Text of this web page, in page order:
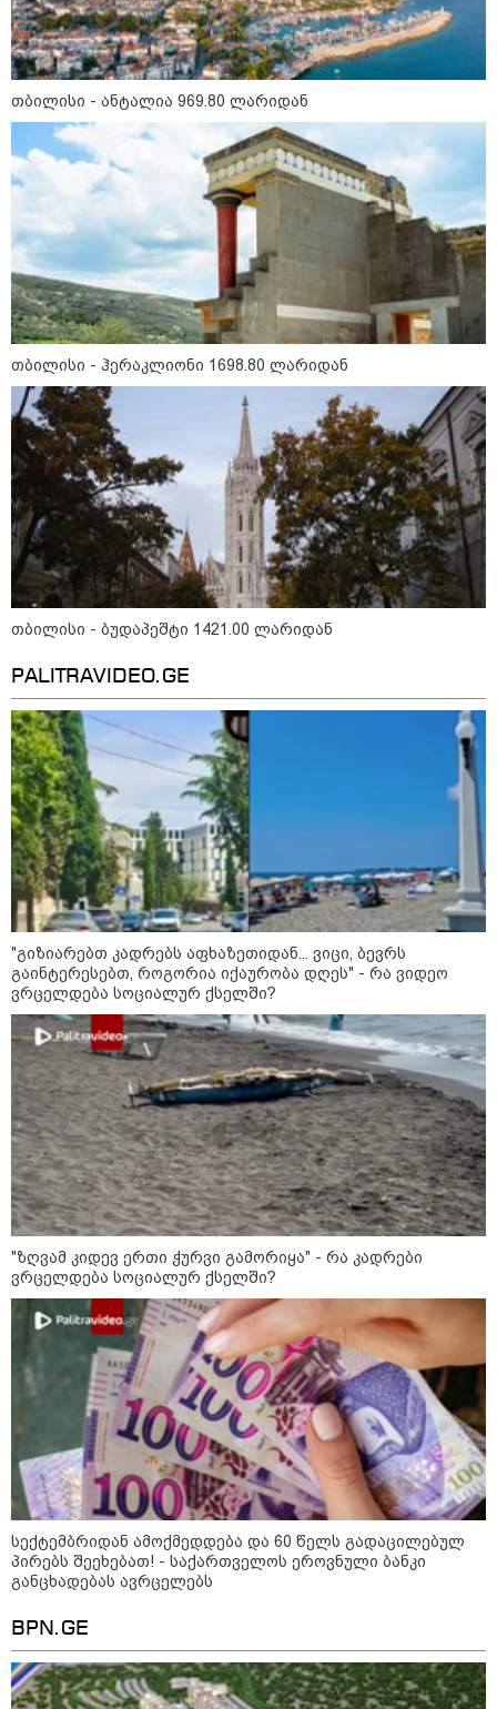
Hisense წარმოგიდგენთ გზავნილს "ინოვაციები
უკეთესი ცხოვრებისათვის" FIFA-ს 2026 წლის
მსოფლიო ჩემპიონატზე™
15:49 / 06-08-2026
შეიძინე ალდაგის სამოგზაურო დაზღვევა და
მიიღე გაორმაგებული ინტერნეტი
11:36 / 08-08-2026
წელიწადნახევარში საქართველოში 164
ადამიანი დაიკარგა - 57 პირს ამ დრომდე
ეძებენ
17:01 / 08-08-2026
"პროკურატურის მიერ გია
ბარამიძის მიმართ დაწყებულ
საქმეს მინდა გამოვეხმაურო" -
იაგო ხვიჩია განცხადებას
ავრცელებს
16:41 / 08-08-2026
"კაპროვანში ზღვამ კიდევ ერთი
ჭურვი გამორიყა, ადგილზე
მობილიზებულია პოლიცია და
სამაშველო" - რას წერს და რა
კადრებს აქვეყნებს თათია
ნიკოლაშვილი?
15:58 / 08-08-2026
"ახლა მე ერთი წინადადება
რომ ვთქვა, ის გახდის ნათელს,
თუ რატომ იყო ნია იმნაძე
15:03 / 08-08-2026
ბრუკლინელმა ქალმა ძვირფასი
თბილისი - ანტალია 969.80 ლარიდან
თბილისი - ჰერაკლიონი 1698.80 ლარიდან
თბილისი - ბუდაპეშტი 1421.00 ლარიდან
PALITRAVIDEO.GE
"გიზიარებთ კადრებს აფხაზეთიდან... ვიცი, ბევრს
გაინტერესებთ, როგორია იქაურობა დღეს" - რა ვიდეო
ვრცელდება სოციალურ ქსელში?
"ზღვამ კიდევ ერთი ჭურვი გამორიყა" - რა კადრები
ვრცელდება სოციალურ ქსელში?
სექტემბრიდან ამოქმედდება და 60 წელს გადაცილებულ
პირებს შეეხებათ! - საქართველოს ეროვნული ბანკი
განცხადებას ავრცელებს
BPN.GE